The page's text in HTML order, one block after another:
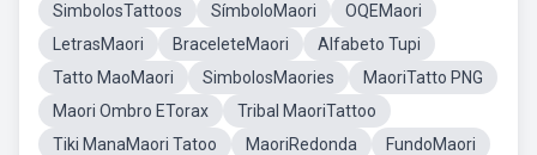
SimbolosTattoos
SímboloMaori
OQEMaori
LetrasMaori
BraceleteMaori
Alfabeto Tupi
Tatto MaoMaori
SimbolosMaories
MaoriTatto PNG
Maori Ombro ETorax
Tribal MaoriTattoo
Tiki ManaMaori Tatoo
MaoriRedonda
FundoMaori